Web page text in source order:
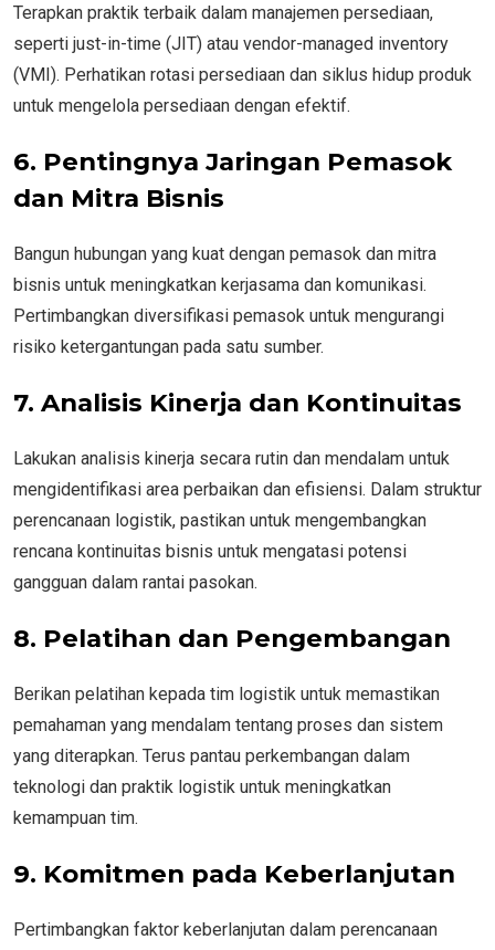
Terapkan praktik terbaik dalam manajemen persediaan,
seperti just-in-time (JIT) atau vendor-managed inventory
(VMI). Perhatikan rotasi persediaan dan siklus hidup produk
untuk mengelola persediaan dengan efektif.
6. Pentingnya Jaringan Pemasok
dan Mitra Bisnis
Bangun hubungan yang kuat dengan pemasok dan mitra
bisnis untuk meningkatkan kerjasama dan komunikasi.
Pertimbangkan diversifikasi pemasok untuk mengurangi
risiko ketergantungan pada satu sumber.
7. Analisis Kinerja dan Kontinuitas
Lakukan analisis kinerja secara rutin dan mendalam untuk
mengidentifikasi area perbaikan dan efisiensi. Dalam struktur
perencanaan logistik, pastikan untuk mengembangkan
rencana kontinuitas bisnis untuk mengatasi potensi
gangguan dalam rantai pasokan.
8. Pelatihan dan Pengembangan
Berikan pelatihan kepada tim logistik untuk memastikan
pemahaman yang mendalam tentang proses dan sistem
yang diterapkan. Terus pantau perkembangan dalam
teknologi dan praktik logistik untuk meningkatkan
kemampuan tim.
9. Komitmen pada Keberlanjutan
Pertimbangkan faktor keberlanjutan dalam perencanaan